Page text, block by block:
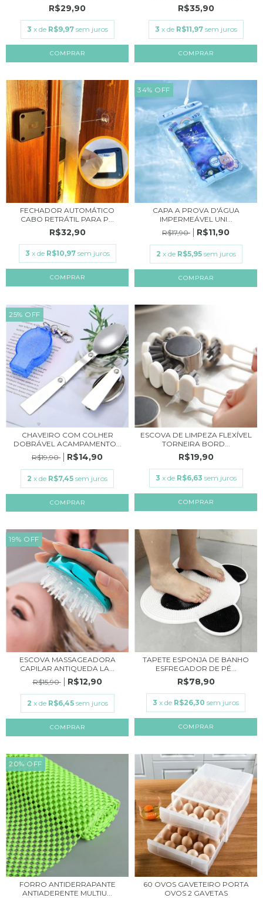
R$29,90
3 x de R$9,97 sem juros
COMPRAR
R$35,90
3 x de R$11,97 sem juros
FECHADOR AUTOMÁTICO
CABO RETRÁTIL PARA P...
R$32,90
3 x de R$10,97 sem juros
34% OFF
CAPA A PROVA D'ÁGUA
IMPERMEÁVEL UNI...
R$17,90
R$11,90
2 x de R$5,95 sem juros
COMPRAR
25% OFF
CHAVEIRO COM COLHER
DOBRÁVEL ACAMPAMENTO...
R$19,90
R$14,90
2 x de R$7,45 sem juros
COMPRAR
ESCOVA DE LIMPEZA FLEXÍVEL
TORNEIRA BORD...
R$19,90
3 x de R$6,63 sem juros
19% OFF
ESCOVA MASSAGEADORA
CAPILAR ANTIQUEDA LA...
R$15,90
R$12,90
2 x de R$6,45 sem juros
COMPRAR
TAPETE ESPONJA DE BANHO
ESFREGADOR DE PÉ...
R$78,90
3 x de R$26,30 sem juros
20% OFF
FORRO ANTIDERRAPANTE
ANTIADERENTE MULTIU...
60 OVOS GAVETEIRO PORTA
OVOS 2 GAVETAS